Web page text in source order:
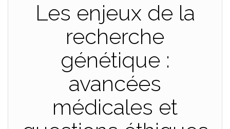
Les enjeux de la
recherche
génétique :
avancées
médicales et